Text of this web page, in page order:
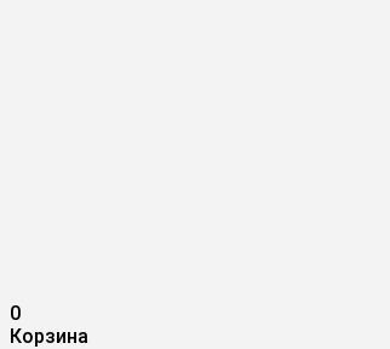
0
Корзина